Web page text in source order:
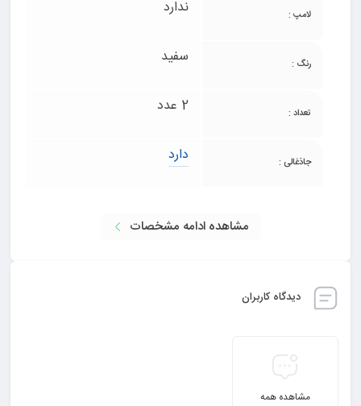
لامپ : ندارد
رنگ : سفید
تعداد : 2 عدد
جاذغالی : دارد
مشاهده ادامه مشخصات
دیدگاه کاربران
مشاهده همه